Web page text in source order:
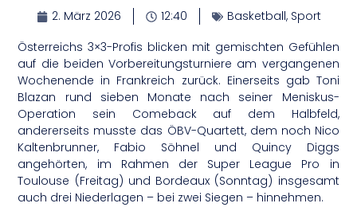
2. März 2026 12:40 Basketball, Sport
Österreichs 3×3-Profis blicken mit gemischten Gefühlen
auf die beiden Vorbereitungsturniere am vergangenen
Wochenende in Frankreich zurück. Einerseits gab Toni
Blazan rund sieben Monate nach seiner Meniskus-
Operation sein Comeback auf dem Halbfeld,
andererseits musste das ÖBV-Quartett, dem noch Nico
Kaltenbrunner, Fabio Söhnel und Quincy Diggs
angehörten, im Rahmen der Super League Pro in
Toulouse (Freitag) und Bordeaux (Sonntag) insgesamt
auch drei Niederlagen – bei zwei Siegen – hinnehmen.